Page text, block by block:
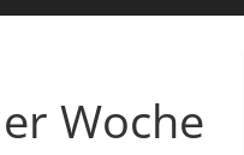
Woche